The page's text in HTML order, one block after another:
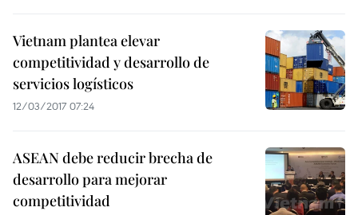
Vietnam plantea elevar
competitividad y desarrollo de
servicios logísticos
12/03/2017 07:24
ASEAN debe reducir brecha de
desarrollo para mejorar
competitividad